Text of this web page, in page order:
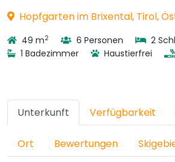
Hopfgarten im Brixental, Tirol,
49 m2 6 Personen
2
1 Badezimmer
Haustierfrei
Unterkunft Verfügbarkeit
Ort Bewertungen